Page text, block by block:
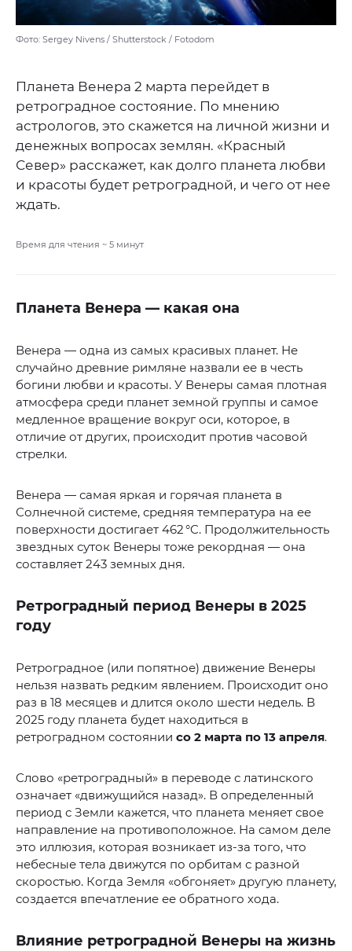
Фото: Sergey Nivens / Shutterstock / Fotodom
Планета Венера 2 марта перейдет в
ретроградное состояние. По мнению
астрологов, это скажется на личной жизни и
денежных вопросах землян. «Красный
Север» расскажет, как долго планета любви
и красоты будет ретроградной, и чего от нее
ждать.
Время для чтения ~ 5 минут
Планета Венера — какая она
Венера — одна из самых красивых планет. Не
случайно древние римляне назвали ее в честь
богини любви и красоты. У Венеры самая плотная
атмосфера среди планет земной группы и самое
медленное вращение вокруг оси, которое, в
отличие от других, происходит против часовой
стрелки.
Венера — самая яркая и горячая планета в
Солнечной системе, средняя температура на ее
поверхности достигает 462 °C. Продолжительность
звездных суток Венеры тоже рекордная — она
составляет 243 земных дня.
Ретроградный период Венеры в 2025
году
Ретроградное (или попятное) движение Венеры
нельзя назвать редким явлением. Происходит оно
раз в 18 месяцев и длится около шести недель. В
2025 году планета будет находиться в
ретроградном состоянии со 2 марта по 13 апреля.
Слово «ретроградный» в переводе с латинского
означает «движущийся назад». В определенный
период с Земли кажется, что планета меняет свое
направление на противоположное. На самом деле
это иллюзия, которая возникает из-за того, что
небесные тела движутся по орбитам с разной
скоростью. Когда Земля «обгоняет» другую планету,
создается впечатление ее обратного хода.
Влияние ретроградной Венеры на жизнь